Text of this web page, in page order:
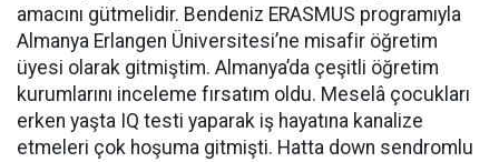
amacını gütmelidir. Bendeniz ERASMUS programıyla
Almanya Erlangen Üniversitesi’ne misafir öğretim
üyesi olarak gitmiştim. Almanya’da çeşitli öğretim
kurumlarını inceleme fırsatım oldu. Meselâ çocukları
erken yaşta IQ testi yaparak iş hayatına kanalize
etmeleri çok hoşuma gitmişti. Hatta down sendromlu